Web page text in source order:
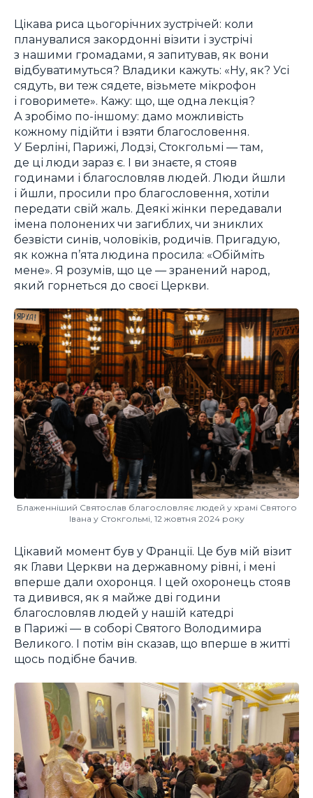
Цікава риса цьогорічних зустрічей: коли
планувалися закордонні візити і зустрічі
з нашими громадами, я запитував, як вони
відбуватимуться? Владики кажуть: «Ну, як? Усі
сядуть, ви теж сядете, візьмете мікрофон
і говоримете». Кажу: що, ще одна лекція?
А зробімо по-іншому: дамо можливість
кожному підійти і взяти благословення.
У Берліні, Парижі, Лодзі, Стокгольмі — там,
де ці люди зараз є. І ви знаєте, я стояв
годинами і благословляв людей. Люди йшли
і йшли, просили про благословення, хотіли
передати свій жаль. Деякі жінки передавали
імена полонених чи загиблих, чи зниклих
безвісти синів, чоловіків, родичів. Пригадую,
як кожна п’ята людина просила: «Обійміть
мене». Я розумів, що це — зранений народ,
який горнеться до своєї Церкви.
Блаженніший Святослав благословляє людей у храмі Святого
Івана у Стокгольмі, 12 жовтня 2024 року
Цікавий момент був у Франції. Це був мій візит
як Глави Церкви на державному рівні, і мені
вперше дали охоронця. І цей охоронець стояв
та дивився, як я майже дві години
благословляв людей у нашій катедрі
в Парижі — в соборі Святого Володимира
Великого. І потім він сказав, що вперше в житті
щось подібне бачив.